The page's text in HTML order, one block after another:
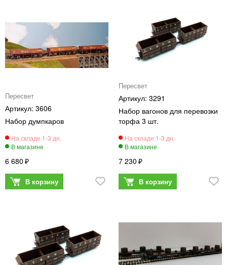
Пересвет
3606
Набор думпкаров
6 680
Пересвет
3291
Набор вагонов для перевозки
торфа 3 шт.
7 230